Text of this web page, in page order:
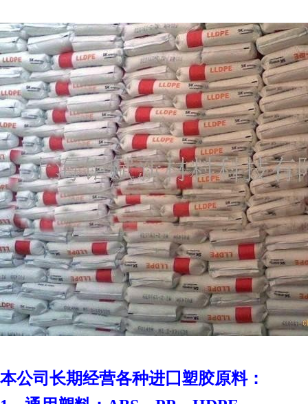
本公司长期经营各种进囗塑胶原料：